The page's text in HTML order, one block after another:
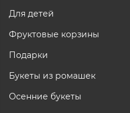
Для детей
Фруктовые корзины
Подарки
Букеты из ромашек
Осенние букеты